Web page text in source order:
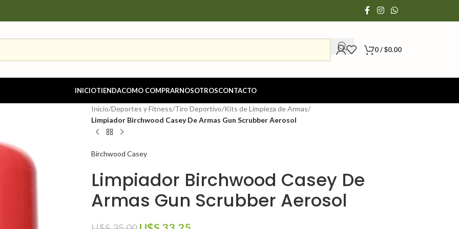
0/$0.00
INICIOTIENDACOMO COMPRARNOSOTROSCONTACTO
Inicio/Deportes y Fitness/Tiro Deportivo/Kits de Limpieza de Armas/
Limpiador Birchwood Casey De Armas Gun Scrubber Aerosol
Birchwood Casey
Limpiador Birchwood Casey De
Armas Gun Scrubber Aerosol